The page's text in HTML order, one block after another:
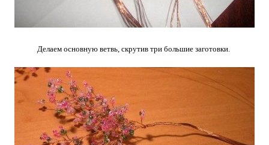
Делаем основную ветвь, скрутив три большие заготовки.